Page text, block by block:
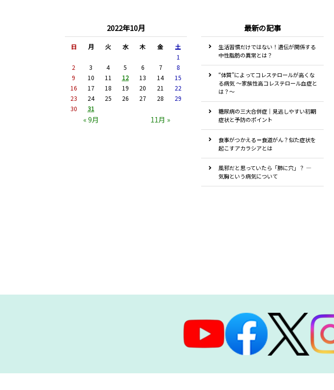
2022年10月
日 月 火 水 木 金 土
« 9月 11月 »
1
2
3 4 5 6 7
8
9
10 11 12 13 14
15
16
17 18 19 20 21
22
23
24 25 26 27 28
29
30
31
最新の記事
生活習慣だけではない！遺伝が関係する
中性脂肪の異常とは？
“体質”によってコレステロールが高くな
る病気 ～家族性高コレステロール血症と
は？～
糖尿病の三大合併症｜見逃しやすい初期
症状と予防のポイント
食事がつかえる＝食道がん？似た症状を
起こすアカラシアとは
風邪だと思っていたら「肺に穴」？ ―
気胸という病気について